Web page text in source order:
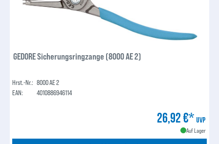
GEDORE Sicherungsringzange (8000 AE 2)
Hrst.-Nr.: 8000 AE 2
EAN:
4010886946114
26,92 €* UVP
Auf Lager